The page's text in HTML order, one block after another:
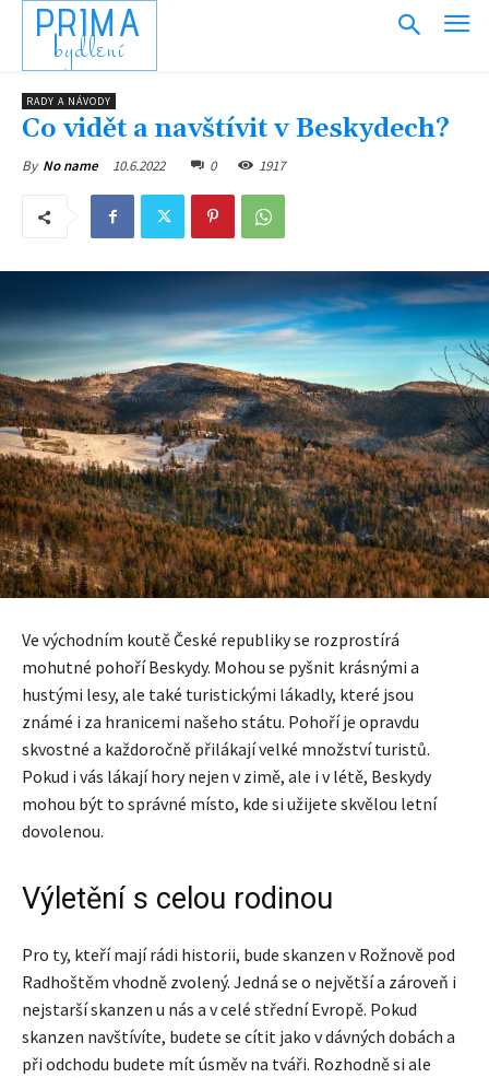
PRIMA
bydlení
RADY A NÁVODY
Co vidět a navštívit v Beskydech?
By No name 10.6.2022 0 1917
Ve východním koutě České republiky se rozprostírá
mohutné pohoří Beskydy. Mohou se pyšnit krásnými a
hustými lesy, ale také turistickými lákadly, které jsou
známé i za hranicemi našeho státu. Pohoří je opravdu
skvostné a každoročně přilákají velké množství turistů.
Pokud i vás lákají hory nejen v zimě, ale i v létě, Beskydy
mohou být to správné místo, kde si užijete skvělou letní
dovolenou.
Výletění s celou rodinou
Pro ty, kteří mají rádi historii, bude skanzen v Rožnově pod
Radhoštěm vhodně zvolený. Jedná se o největší a zároveň i
nejstarší skanzen u nás a v celé střední Evropě. Pokud
skanzen navštívíte, budete se cítit jako v dávných dobách a
při odchodu budete mít úsměv na tváři. Rozhodně si ale